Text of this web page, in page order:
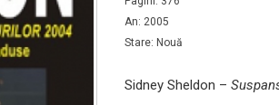
An: 2005
Stare: Nouă
Sidney Sheldon –